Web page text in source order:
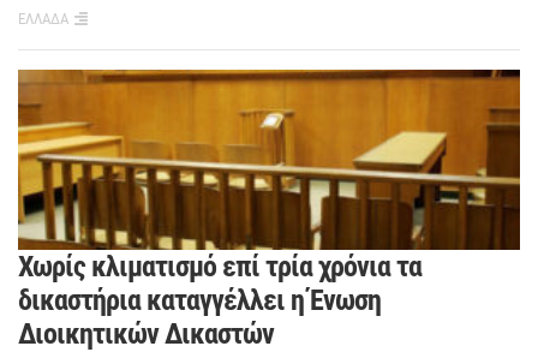
ΕΛΛΑΔΑ
Χωρίς κλιματισμό επί τρία χρόνια τα
δικαστήρια καταγγέλλει η Ένωση
Διοικητικών Δικαστών